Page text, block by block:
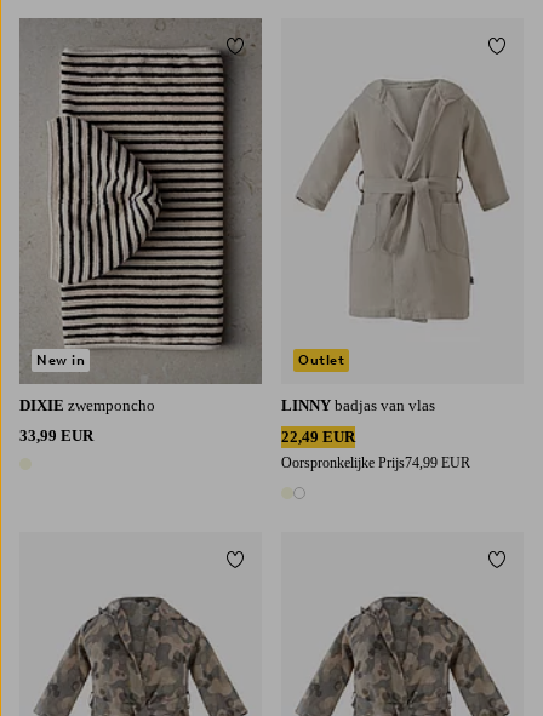
DIXIE zwemponcho
33,99 EUR
New in
Toevoegen aan favorieten
122/128
LINNY badjas van vlas
22,49 EUR
Oorspronkelijke Prijs74,99 EUR
2 kleuren
Outlet
122/128
Toevoegen aan favorieten